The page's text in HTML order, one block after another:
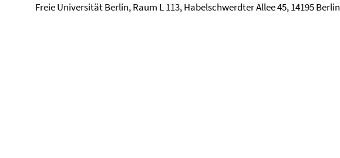
Freie Universität Berlin, Raum L 113, Habelschwerdter Allee 45, 14195 Berlin